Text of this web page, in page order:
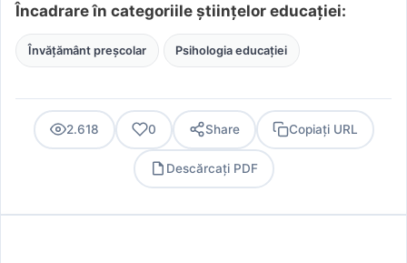
Încadrare în categoriile științelor educației:
Învățământ preșcolar Psihologia educației
2.618 0 Share Copiați URL
Descărcați PDF